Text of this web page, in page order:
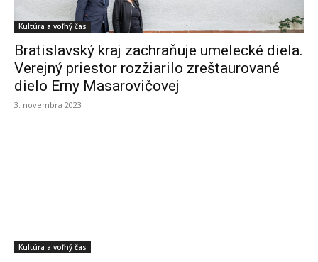
Kultúra a voľný čas
Bratislavský kraj zachraňuje umelecké diela.
Verejný priestor rozžiarilo zreštaurované
dielo Erny Masarovičovej
3. novembra 2023
Kultúra a voľný čas